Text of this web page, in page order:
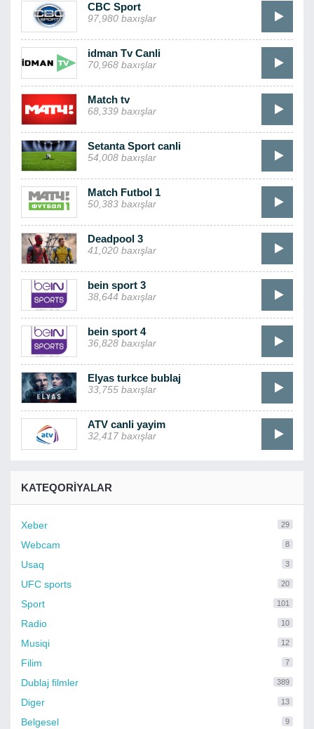
CBC Sport
97,980 baxışlar
idman Tv Canli
70,968 baxışlar
Match tv
68,339 baxışlar
Setanta Sport canli
54,008 baxışlar
Match Futbol 1
50,383 baxışlar
Deadpool 3
41,020 baxışlar
bein sport 3
38,644 baxışlar
bein sport 4
36,828 baxışlar
Elyas turkce bublaj
33,755 baxışlar
ATV canli yayim
32,417 baxışlar
KATEQORIYALAR
Xeber 29
Webcam 8
Usaq 3
UFC sports 20
Sport 101
Radio 10
Musiqi 12
Filim 7
Dublaj filmler 389
Diger 13
Belgesel 9